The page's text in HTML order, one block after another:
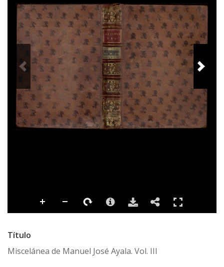
PREVIOUS IMAGE
Título
Miscelánea de Manuel José Ayala. Vol. III